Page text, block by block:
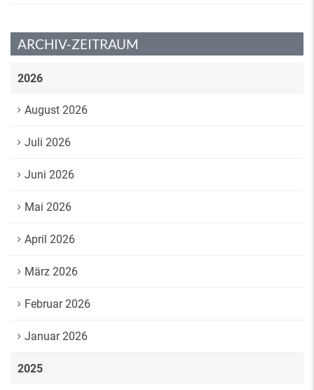
ARCHIV-ZEITRAUM
2026
August 2026
Juli 2026
Juni 2026
Mai 2026
April 2026
März 2026
Februar 2026
Januar 2026
2025